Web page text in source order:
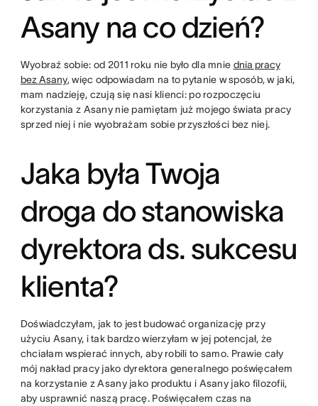
Asany na co dzień?
Wyobraź sobie: od 2011 roku nie było dla mnie dnia pracy
bez Asany, więc odpowiadam na to pytanie w sposób, w jaki,
mam nadzieję, czują się nasi klienci: po rozpoczęciu
korzystania z Asany nie pamiętam już mojego świata pracy
sprzed niej i nie wyobrażam sobie przyszłości bez niej.
Jaka była Twoja
droga do stanowiska
dyrektora ds. sukcesu
klienta?
Doświadczyłam, jak to jest budować organizację przy
użyciu Asany, i tak bardzo wierzyłam w jej potencjał, że
chciałam wspierać innych, aby robili to samo. Prawie cały
mój nakład pracy jako dyrektora generalnego poświęcałem
na korzystanie z Asany jako produktu i Asany jako filozofii,
aby usprawnić naszą pracę. Poświęcałem czas na